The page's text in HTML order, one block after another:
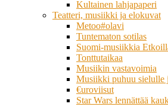
Kultainen lahjapaperi
Teatteri, musiikki ja elokuvat
Metoo#olavi
Tuntematon sotilas
Suomi-musiikkia
Tonttutaikaa
Musiikin vastavoimia
Musiikki puhuu sielulle
€uroviisut
Star Wars lennättää